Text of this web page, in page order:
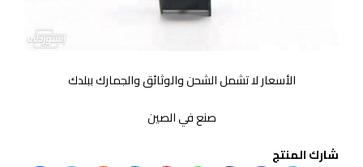
الأسعار لا تشمل الشحن والوثائق والجمارك ببلدك
صنع في الصين
شارك المنتج